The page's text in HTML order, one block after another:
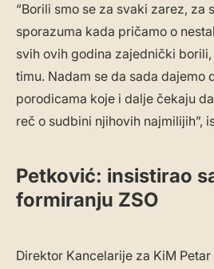
“Borili smo se za svaki zarez, za
sporazuma kada pričamo o
svih ovih godina zajednički
timu. Nadam se da sada dajemo
porodicama koje i dalje čekaju
reč o sudbini njihovih najmilijih”,
Petković: insistirao
formiranju ZSO
Direktor Kancelarije za KiM